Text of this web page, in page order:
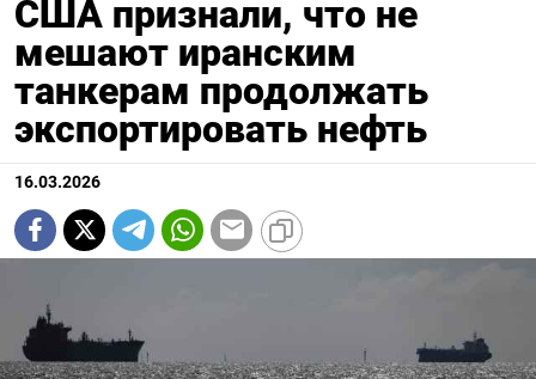
США признали, что не
мешают иранским
танкерам продолжать
экспортировать нефть
16.03.2026